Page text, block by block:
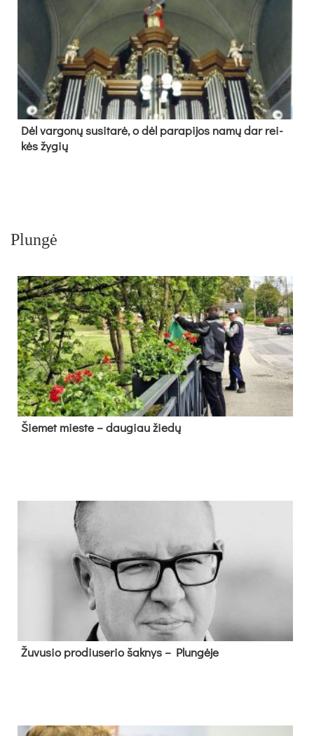
Dėl var­go­nų su­si­ta­rė, o dėl pa­ra­pi­jos na­mų dar rei­
kės žy­gių
Plungė
Šie­met mies­te – dau­giau žie­dų
Žu­vu­sio pro­diu­se­rio šak­nys – Plun­gė­je